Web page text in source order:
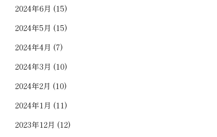
2024年6月 (15)
2024年5月 (15)
2024年4月 (7)
2024年3月 (10)
2024年2月 (10)
2024年1月 (11)
2023年12月 (12)